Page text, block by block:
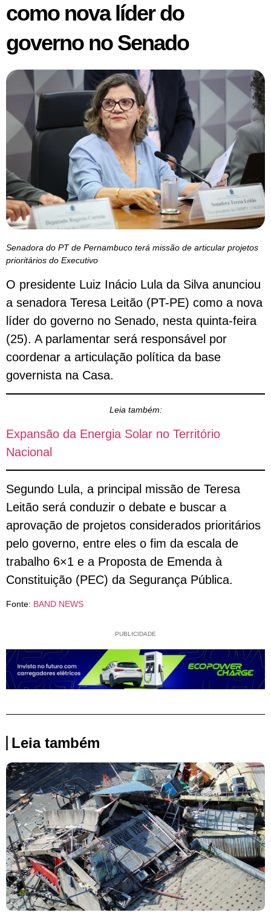
como nova líder do
governo no Senado
Senadora do PT de Pernambuco terá missão de articular projetos
prioritários do Executivo
O presidente Luiz Inácio Lula da Silva anunciou
a senadora Teresa Leitão (PT-PE) como a nova
líder do governo no Senado, nesta quinta-feira
(25). A parlamentar será responsável por
coordenar a articulação política da base
governista na Casa.
Leia também:
Expansão da Energia Solar no Território
Nacional
Segundo Lula, a principal missão de Teresa
Leitão será conduzir o debate e buscar a
aprovação de projetos considerados prioritários
pelo governo, entre eles o fim da escala de
trabalho 6×1 e a Proposta de Emenda à
Constituição (PEC) da Segurança Pública.
Fonte: BAND NEWS
PUBLICIDADE
Leia também